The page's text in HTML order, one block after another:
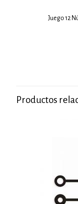
Juego 12
Productos